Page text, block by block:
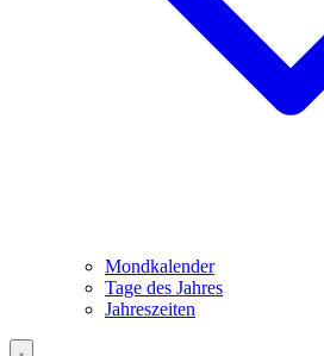
Mondkalender
Tage des Jahres
Jahreszeiten